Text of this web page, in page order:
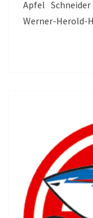
Apfel
Werner-Herold-